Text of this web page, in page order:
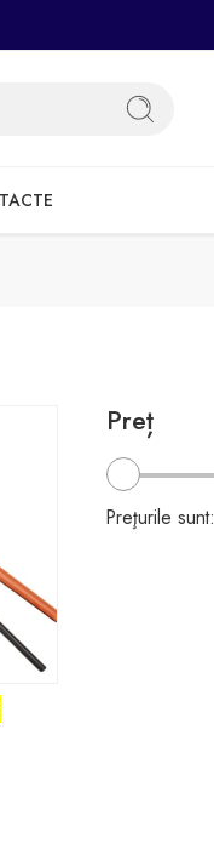
Preț
Preţurile sunt: